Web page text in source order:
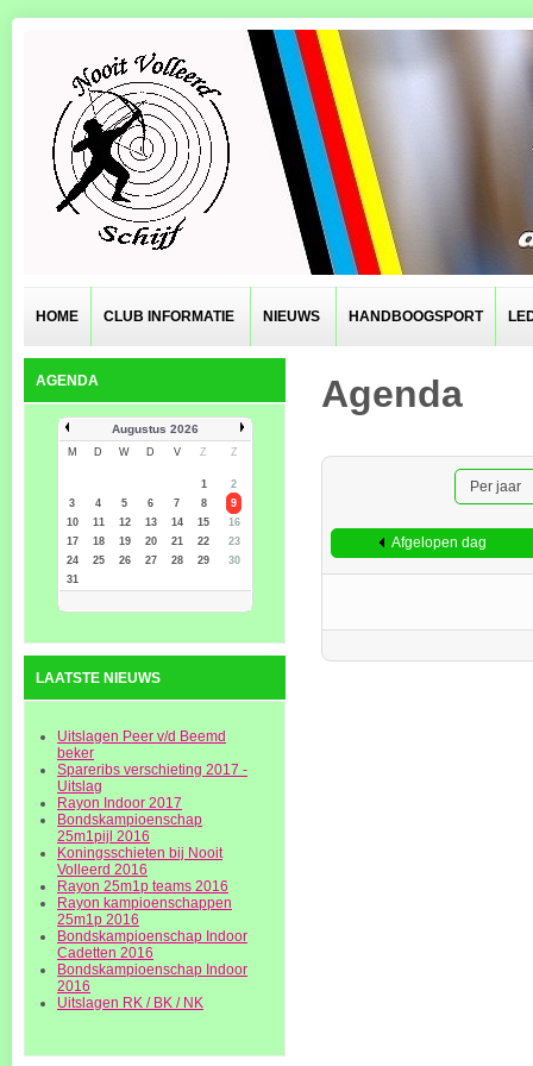
HOME CLUB INFORMATIE NIEUWS HANDBOOGSPORT
AGENDA
Augustus 2026
M D W D V Z Z
1
2
3
4 5 6 7 8
9
10
11 12 13 14 15
16
17
18 19 20 21 22
23
24
25 26 27 28 29
30
31
LAATSTE NIEUWS
Uitslagen Peer v/d Beemd
beker
Spareribs verschieting 2017 -
Uitslag
Rayon Indoor 2017
Bondskampioenschap
25m1pijl 2016
Koningsschieten bij Nooit
Volleerd 2016
Rayon 25m1p teams 2016
Rayon kampioenschappen
25m1p 2016
Bondskampioenschap Indoor
Cadetten 2016
Bondskampioenschap Indoor
2016
Uitslagen RK / BK / NK
Agenda
Per jaar
Afgelopen dag